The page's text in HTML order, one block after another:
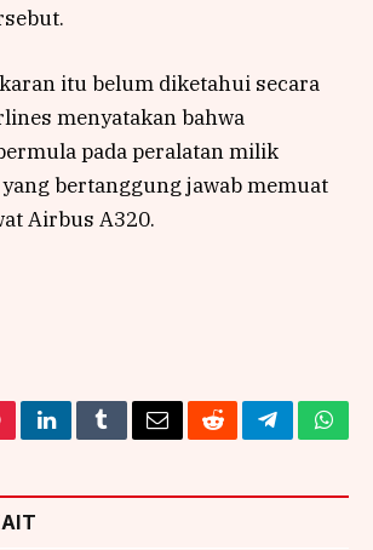
itu belum diketahui secara
menyatakan bahwa
pada peralatan milik
bertanggung jawab memuat
Airbus A320.
LinkedInTumblrEmailRedditTelegram